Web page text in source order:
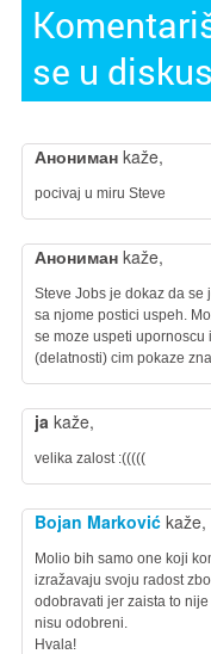
se u
Анониман kaže,
pocivaj u miru Steve
Анониман kaže,
Steve Jobs je dokaz da
sa njome postici uspeh.
se moze uspeti
(delatnosti) cim pokaze
ja kaže,
velika zalost :(((((
Bojan Marković kaže,
Molio bih samo one koji
izražavaju svoju radost
odobravati jer zaista to
nisu odobreni.
Hvala!